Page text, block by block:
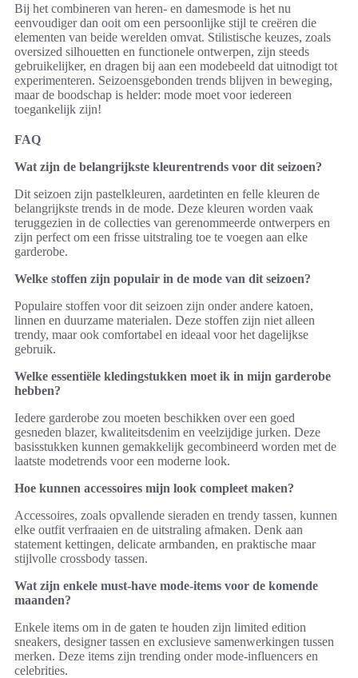
Bij het combineren van heren- en damesmode is het nu
eenvoudiger dan ooit om een persoonlijke stijl te creëren die
elementen van beide werelden omvat. Stilistische keuzes, zoals
oversized silhouetten en functionele ontwerpen, zijn steeds
gebruikelijker, en dragen bij aan een modebeeld dat uitnodigt tot
experimenteren. Seizoensgebonden trends blijven in beweging,
maar de boodschap is helder: mode moet voor iedereen
toegankelijk zijn!
FAQ
Wat zijn de belangrijkste kleurentrends voor dit seizoen?
Dit seizoen zijn pastelkleuren, aardetinten en felle kleuren de
belangrijkste trends in de mode. Deze kleuren worden vaak
teruggezien in de collecties van gerenommeerde ontwerpers en
zijn perfect om een frisse uitstraling toe te voegen aan elke
garderobe.
Welke stoffen zijn populair in de mode van dit seizoen?
Populaire stoffen voor dit seizoen zijn onder andere katoen,
linnen en duurzame materialen. Deze stoffen zijn niet alleen
trendy, maar ook comfortabel en ideaal voor het dagelijkse
gebruik.
Welke essentiële kledingstukken moet ik in mijn garderobe
hebben?
Iedere garderobe zou moeten beschikken over een goed
gesneden blazer, kwaliteitsdenim en veelzijdige jurken. Deze
basisstukken kunnen gemakkelijk gecombineerd worden met de
laatste modetrends voor een moderne look.
Hoe kunnen accessoires mijn look compleet maken?
Accessoires, zoals opvallende sieraden en trendy tassen, kunnen
elke outfit verfraaien en de uitstraling afmaken. Denk aan
statement kettingen, delicate armbanden, en praktische maar
stijlvolle crossbody tassen.
Wat zijn enkele must-have mode-items voor de komende
maanden?
Enkele items om in de gaten te houden zijn limited edition
sneakers, designer tassen en exclusieve samenwerkingen tussen
merken. Deze items zijn trending onder mode-influencers en
celebrities.